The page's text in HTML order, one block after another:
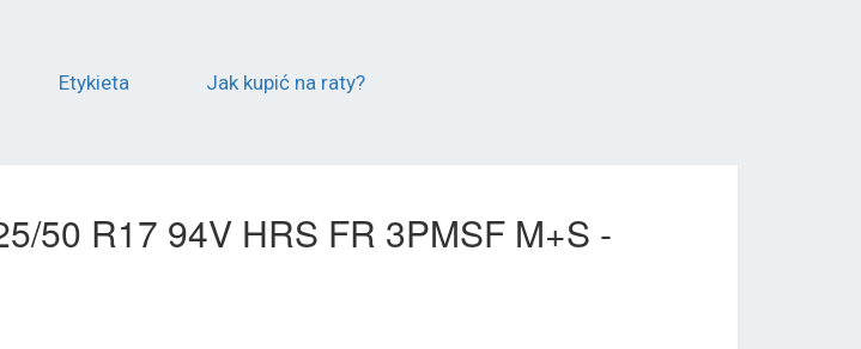
Etykieta Jak kupić na raty?
50 R17 94V HRS FR 3PMSF M+S -